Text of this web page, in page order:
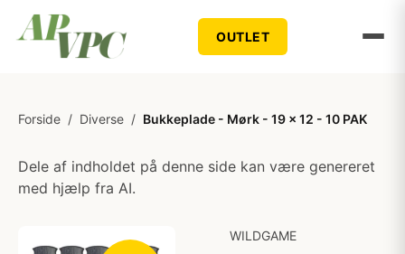
OUTLET
Forside / Diverse / Bukkeplade - Mørk - 19 x 12 - 10 PAK
Dele af indholdet på denne side kan være genereret
med hjælp fra AI.
WILDGAME